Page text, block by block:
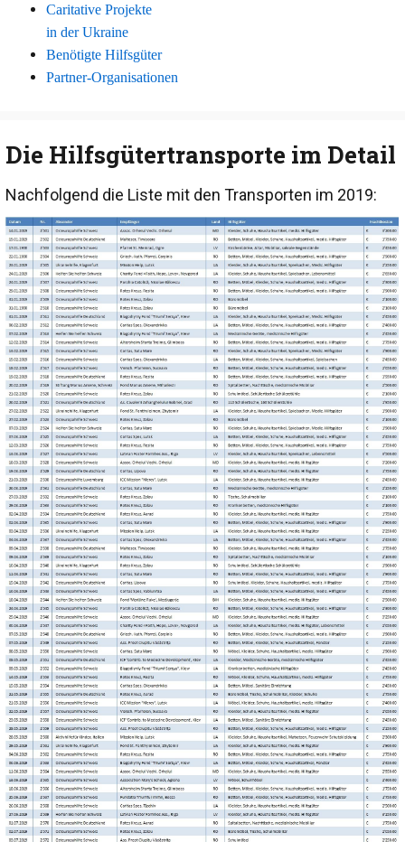
Caritative Projekte
in der Ukraine
Benötigte Hilfsgüter
Partner-Organisationen
Die Hilfsgütertransporte im Detail
Nachfolgend die Liste mit den Transporten im 2019: